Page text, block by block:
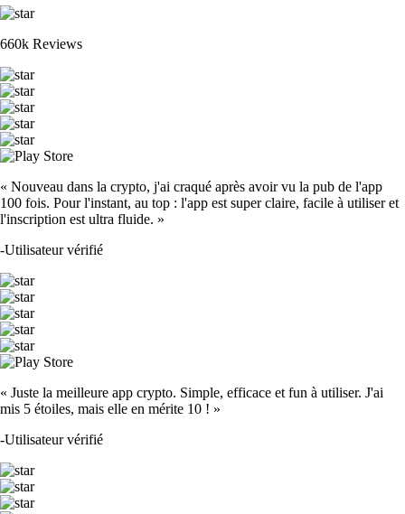
660k Reviews
« Nouveau dans la crypto, j'ai craqué après avoir vu la pub de l'app
100 fois. Pour l'instant, au top : l'app est super claire, facile à utiliser et
l'inscription est ultra fluide. »
-Utilisateur vérifié
« Juste la meilleure app crypto. Simple, efficace et fun à utiliser. J'ai
mis 5 étoiles, mais elle en mérite 10 ! »
-Utilisateur vérifié